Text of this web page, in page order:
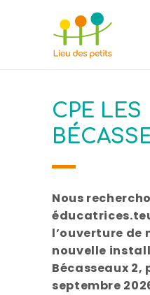
CPE LES
Nous
l’ouverture de
nouvelle
Bécasseaux 2,
septembre